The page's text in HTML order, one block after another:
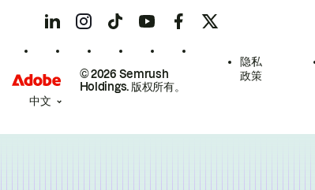
© 2026 Semrush
Holdings. 版权所有。
隐私
政策
中文